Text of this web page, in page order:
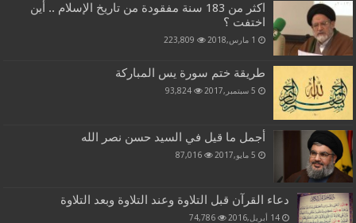
اكثر من 183 سنة مفقودة من تاريخ الإسلام .. أين
اختفت ؟
1 مارس,2018 223,809
طريقة ختم سورة يس المباركة
5 سبتمبر,2017 93,824
أجمل ما قيل في السيد حسن نصر الله
5 مايو,2017 87,016
دعاء القرآن قبل التلاوة وعند التلاوة وبعد التلاوة
14 أبريل,2016 74,786